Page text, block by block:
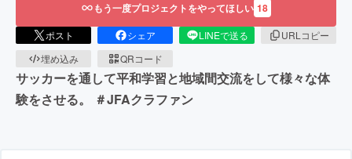
もう一度プロジェクトをやってほしい 18
ポスト シェア LINEで送る
URLコピー
埋め込み
QRコード
サッカーを通して平和学習と地域間交流をして様々な体
験をさせる。 ＃JFAクラファン